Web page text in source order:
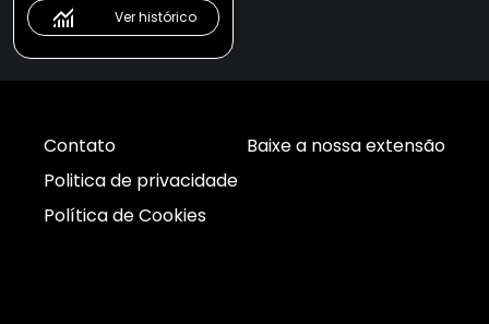
Ver histórico
Contato
Politica de privacidade
Política de Cookies
Baixe a nossa extensão